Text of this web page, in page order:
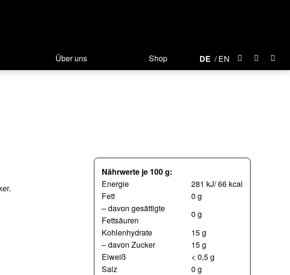
Über uns Shop DE EN
Nährwerte je 100 g:
Energie
281 kJ/ 66 kcal
Fett
0 g
– davon gesättigte
Fettsäuren
0 g
Kohlenhydrate
15 g
– davon Zucker
15 g
Eiweiß
< 0,5 g
Salz
0 g